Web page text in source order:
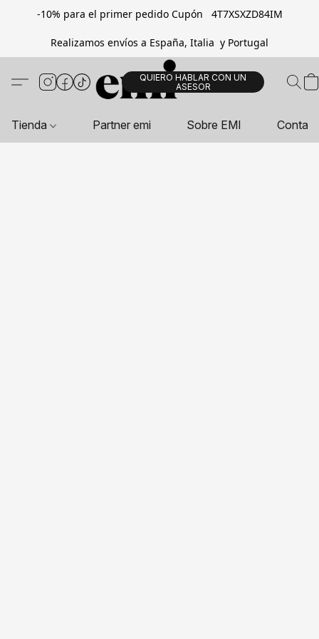
-10% para el primer pedido Cupón 4T7XSXZD84IM
Realizamos envíos a España, Italia y Portugal
QUIERO HABLAR CON UN
ASESOR
Tienda Partner emi Sobre EMI